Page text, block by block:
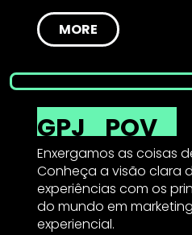
MORE
GPJ POV
Enxergamos as coisas
Conheça a visão clara
experiências com os
do mundo em
experiencial.